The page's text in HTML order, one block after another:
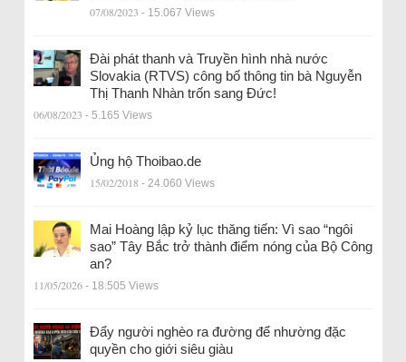
07/08/2023 - 15.067 Views
Đài phát thanh và Truyền hình nhà nước
Slovakia (RTVS) công bố thông tin bà Nguyễn
Thị Thanh Nhàn trốn sang Đức!
06/08/2023 - 5.165 Views
Ủng hộ Thoibao.de
15/02/2018 - 24.060 Views
Mai Hoàng lập kỷ lục thăng tiến: Vì sao “ngôi
sao” Tây Bắc trở thành điểm nóng của Bộ Công
an?
11/05/2026 - 18.505 Views
Đẩy người nghèo ra đường để nhường đặc
quyền cho giới siêu giàu